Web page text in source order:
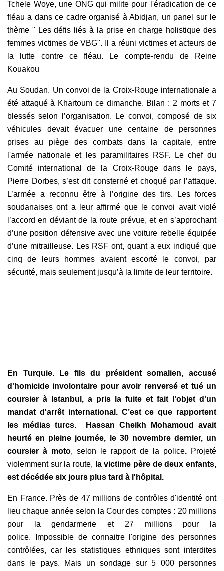
Tchele Woye, une ONG qui milite pour l'éradication de ce
fléau a dans ce cadre organisé à Abidjan, un panel sur le
thème " Les défis liés à la prise en charge holistique des
femmes victimes de VBG". Il a réuni victimes et acteurs de
la lutte contre ce fléau. Le compte-rendu de Reine
Kouakou
Au Soudan. Un convoi de la Croix-Rouge internationale a
été attaquéà Khartoum ce dimanche. Bilan : 2 morts et 7
blessés selon l’organisation.
Le convoi, composé de six
véhicules devait évacuer une centaine de personnes
prises au piège des combats dans la capitale, entre
l'armée nationale et les paramilitaires RSF. Le chef du
Comité international de la Croix-Rouge dans le pays,
Pierre Dorbes,s’est dit consterné et choqué par l’attaque.
L’armée a reconnu être à l’origine des tirs. Les forces
soudanaises ont a leur affirmé que le convoi avait violé
l’accord en déviant de la route prévue, et en s’approchant
d’une position défensive avec une voiture rebelle équipée
d’une mitrailleuse. Les RSF ont, quant a eux indiqué que
cinq de leurs hommes avaient escorté le convoi, par
sécurité, mais seulement jusqu’à la limite de leur territoire.
En Turquie. Le fils du président somalien, accusé
d'homicide involontaire pour avoir renversé et tué un
coursier à Istanbul, a pris la fuite et fait l'objet d'un
mandat d'arrêt international. C’est ce que rapportent
les médias turcs.
Hassan Cheikh Mohamoud avait
heurté en pleine journée, le 30 novembre dernier, un
coursier à moto, selon le rapport de la police. Projeté
violemment sur la route, la victime père de deux enfants,
est décédée six jours plus tard à l'hôpital.
En France. Près de 47 millions de contrôles d'identité ont
lieu chaque année selon la Cour des comptes : 20 millions
pour la gendarmerie et 27 millions pour la
police. Impossible de connaitre l'origine des personnes
contrôlées, car les statistiques ethniques sont interdites
dans le pays. Mais un sondage sur 5 000 personnes